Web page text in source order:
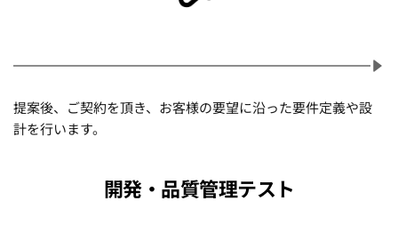
提案後、ご契約を頂き、お客様の要望に沿った要件定義や設
計を行います。
開発・品質管理テスト